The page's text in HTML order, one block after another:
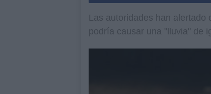
Las autoridades han alertado
podría causar una "lluvia" de